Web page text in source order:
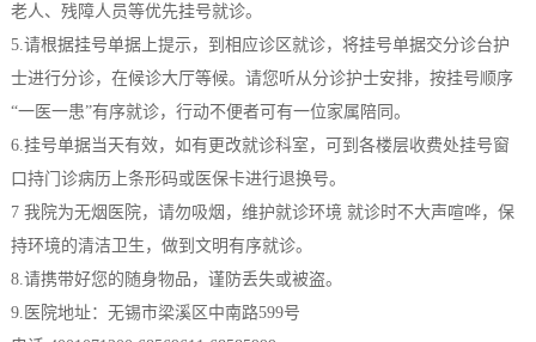
老人、残障人员等优先挂号就诊。
5.请根据挂号单据上提示，到相应诊区就诊，将挂号单据交分诊台护
士进行分诊，在候诊大厅等候。请您听从分诊护士安排，按挂号顺序
“一医一患”有序就诊，行动不便者可有一位家属陪同。
6.挂号单据当天有效，如有更改就诊科室，可到各楼层收费处挂号窗
口持门诊病历上条形码或医保卡进行退换号。
7 我院为无烟医院，请勿吸烟，维护就诊环境 就诊时不大声喧哗，保
持环境的清洁卫生，做到文明有序就诊。
8.请携带好您的随身物品，谨防丢失或被盗。
9.医院地址：无锡市梁溪区中南路599号